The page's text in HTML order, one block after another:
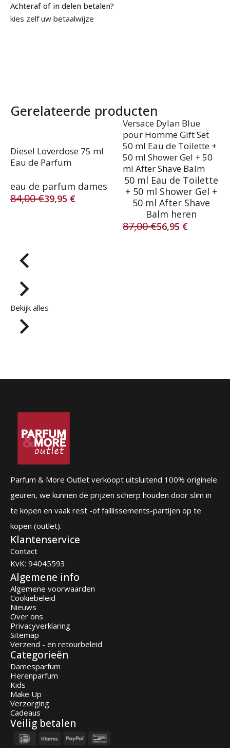
Achteraf of in delen betalen?
kies zelf uw betaalwijze
Gerelateerde producten
Diesel Loverdose 75 ml
Eau de Parfum
eau de parfum dames
84,00€
Oorspronkelijke
39,95 €
Huidige
Versace Dylan Blue
pour Homme Gift Set
50 ml Eau de Toilette +
50 ml Shower Gel + 50
ml After Shave Balm
50 ml Eau de Toilette
+ 50 ml Shower Gel +
50 ml After Shave
Balm heren
87,00€
Oorspronkelijke
56,95 €
Huidige
Bekijk alles
Parfum & More Outlet verkoopt uitsluitend 100% originele
geuren, we kunnen de prijzen scherp houden door slim in
te kopen en vaak rest -of faillissements-partijen op te
kopen (outlet).
Klantenservice
Contact
KvK: 94045593
Algemene info
Algemene voorwaarden
Cookiebeleid
Nieuws
Over ons
Privacyverklaring
Sitemap
Verzend - en retourbeleid
Categorieën
Damesparfum
Herenparfum
Kids
Make Up
Verzorging
Cadeaus
Veilig betalen